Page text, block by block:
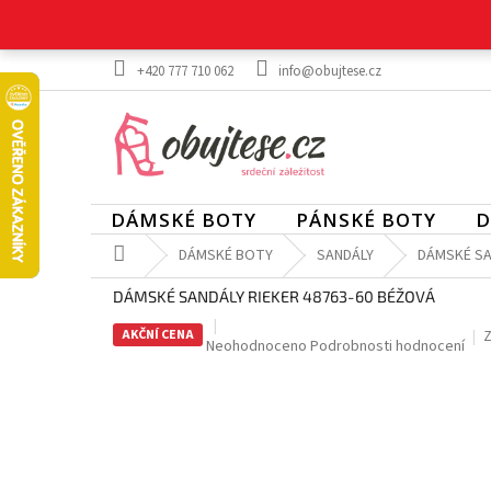
obsah
+420 777 710 062 info@obujtese.cz
DÁMSKÉ BOTY PÁNSKÉ BOTY
Domů DÁMSKÉ BOTY SANDÁLY DÁMSKÉ
DÁMSKÉ SANDÁLY RIEKER 48763-60 BÉŽOVÁ
AKČNÍ CENA
Průměrné
Neohodnoceno Podrobnosti hodnocení